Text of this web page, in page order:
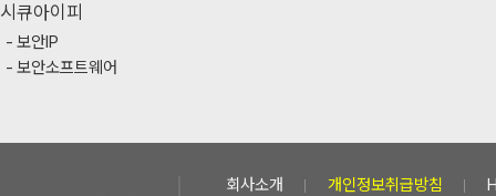
시큐아이피
보안IP
보안소프트웨어
회사소개 개인정보취급방침